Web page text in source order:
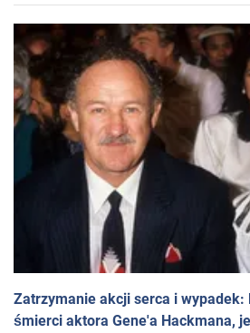
Zatrzymanie akcji serca i
śmierci aktora Gene'a Hackmana,